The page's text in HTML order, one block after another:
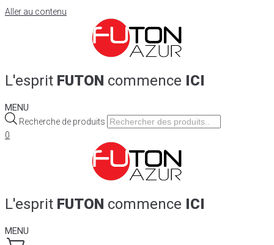
Aller au contenu
L'esprit FUTON commence ICI
MENU
Recherche de produits
0
L'esprit FUTON commence ICI
MENU